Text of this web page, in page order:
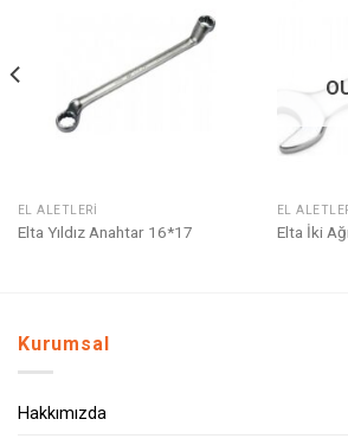
Listeme
EL ALETLERI
Elta Yıldız Anahtar 16*17
EL
Elta İki
Kurumsal
Hakkımızda